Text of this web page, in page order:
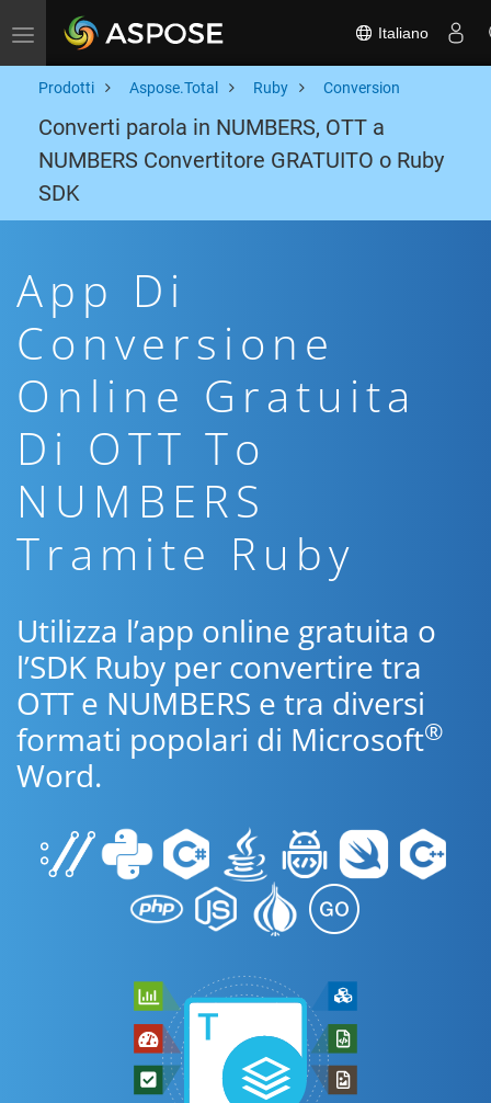
Toggle navigation Italiano
Prodotti Aspose.Total Ruby Conversion
Converti parola in NUMBERS, OTT a
NUMBERS Convertitore GRATUITO o Ruby
SDK
App Di
Conversione
Online Gratuita
Di OTT To
NUMBERS
Tramite Ruby
Utilizza l’app online gratuita o
l’SDK Ruby per convertire tra
OTT e NUMBERS e tra diversi
formati popolari di Microsoft®
Word.